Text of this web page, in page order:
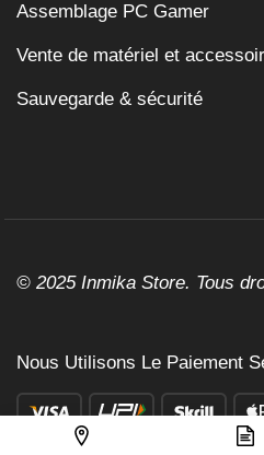
Assemblage PC Gamer
Vente de matériel et
Sauvegarde & sécurité
© 2025 Inmika Store. Tous
Nous Utilisons Le Paiement